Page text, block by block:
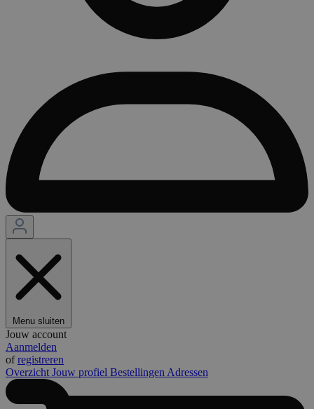
Menu sluiten
Jouw account
Aanmelden
ofregistreren
Overzicht Jouw profiel Bestellingen Adressen